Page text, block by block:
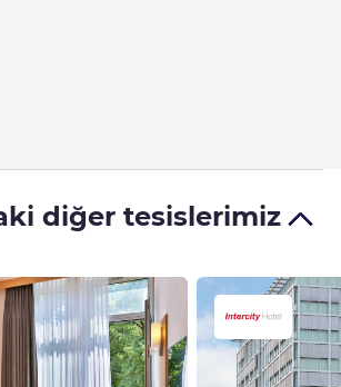
diğer tesislerimiz